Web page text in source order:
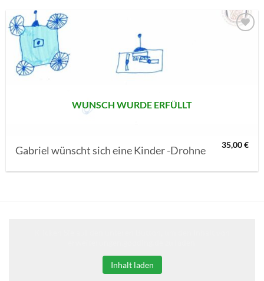
WUNSCH WURDE ERFÜLLT
Gabriel wünscht sich eine Kinder -Drohne 35,00€
Inhalt laden